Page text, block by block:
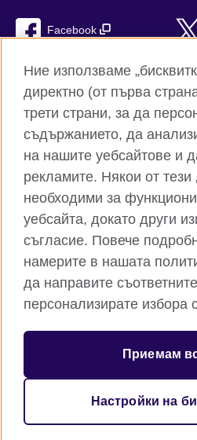
Facebook
TikTok
Глобален уебсайт на Британски
Поверителност и условия за
Бисквитки
Карта на сайта
© 2026 British Council
Британски съвет е
културни връзки. Ние сме
идеална цел под номер 209131
организация в обществена полза
Ние използваме
директно (от първа
трети страни, за да
съдържанието, да
на нашите уебсайтове и
рекламите. Някои от тези
необходими за
уебсайта, докато други
съгласие. Повече
намерите в нашата
да направите
персонализирате избора
Приемам
Настройки на